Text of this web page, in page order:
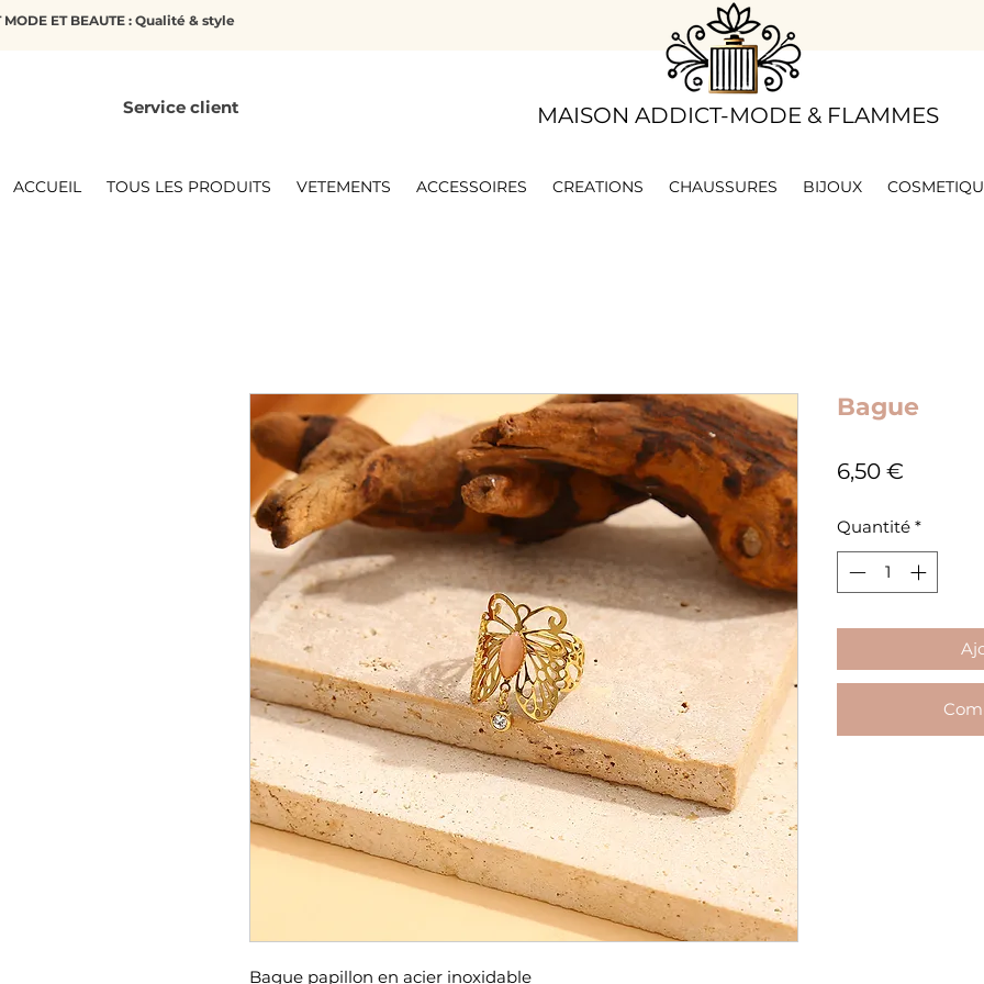
MODE ET BEAUTE : Qualité & style
Service client ​MAISON ADDICT-MODE & FLAMMES
ACCUEIL TOUS LES PRODUITS VETEMENTS ACCESSOIRES CREATIONS CHAUSSURES BIJOUX
Bague papillon en acier inoxidable
Bague
6,50 €
Quantité *